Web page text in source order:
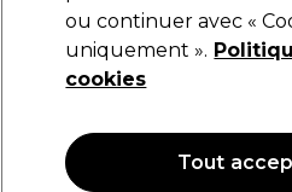
Filters
ou continuer avec «
uniquement ».
cookies
Tout